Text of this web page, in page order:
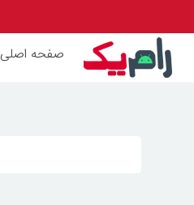
صفحه اصلی